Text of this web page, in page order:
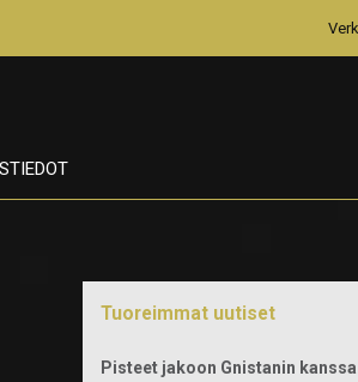
Tuoreimmat uutiset
Pisteet jakoon Gnistanin kanssa